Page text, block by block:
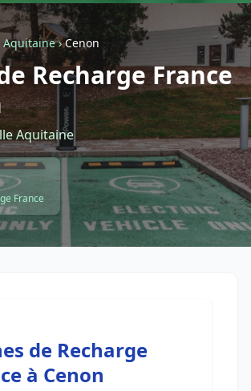
Autre
Retour à la liste des métiers
CGU-Confidentialité- Service proposé parViteUnDevis.com-Vous
Aquitaine›Cenon
Recharge France
Aquitaine
France
de Recharge
à Cenon